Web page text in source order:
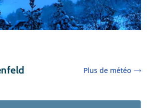
Plus de météo